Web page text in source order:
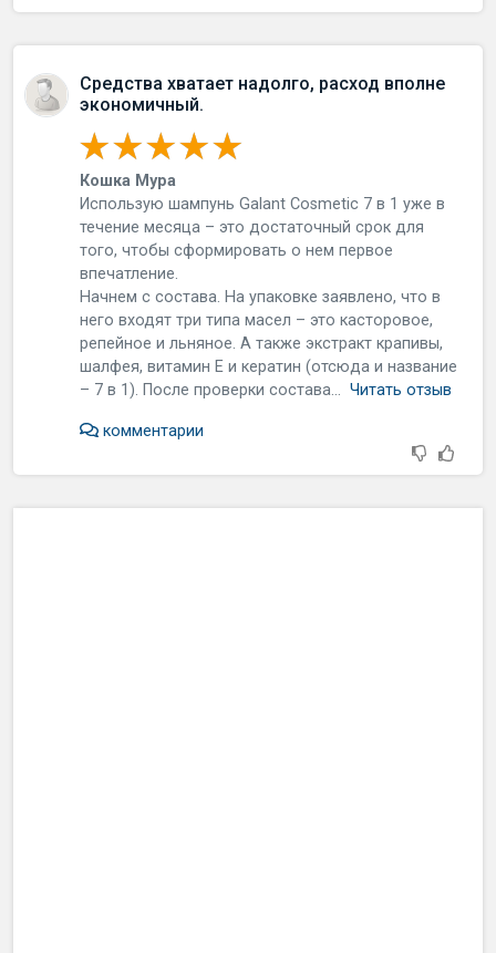
Средства хватает надолго, расход вполне
экономичный.
Кошка Мура
Использую шампунь Galant Cosmetic 7 в 1 уже в
течение месяца – это достаточный срок для
того, чтобы сформировать о нем первое
впечатление.
Начнем с состава. На упаковке заявлено, что в
него входят три типа масел – это касторовое,
репейное и льняное. А также экстракт крапивы,
шалфея, витамин Е и кератин (отсюда и название
– 7 в 1). После проверки состава...Читать отзыв
комментарии